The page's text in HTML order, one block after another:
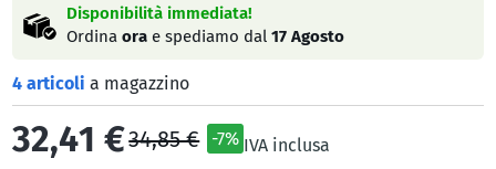
Disponibilità immediata!
Ordinaora e spediamo dal17 Agosto
4 articolia magazzino
32,41 €34,85 € -7% IVA inclusa